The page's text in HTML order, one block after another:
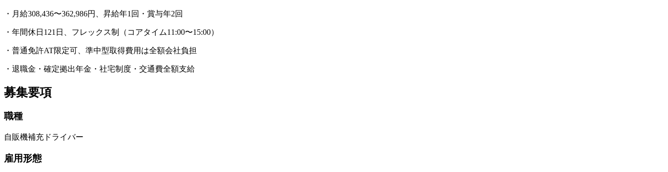
・月給308,436〜362,986円、昇給年1回・賞与年2回
・年間休日121日、フレックス制（コアタイム11:00〜15:00）
・普通免許AT限定可、準中型取得費用は全額会社負担
・退職金・確定拠出年金・社宅制度・交通費全額支給
募集要項
職種
自販機補充ドライバー
雇用形態